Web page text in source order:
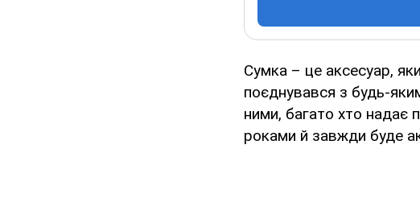
Сумка – це аксесуар,
поєднувався з будь-
ними, багато хто надає
роками й завжди буде